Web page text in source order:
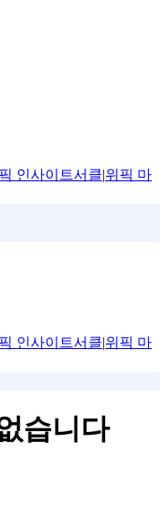
인사이트서클|위픽 마
인사이트서클|위픽 마
습니다